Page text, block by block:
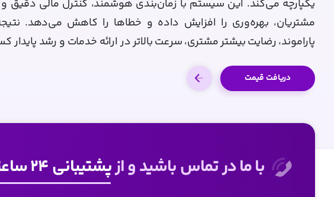
یکپارچه می‌کند. این سیستم با زمان‌بندی هوشمند، کنترل مالی دقیق و
مشتریان، بهره‌وری را افزایش داده و خطاها را کاهش می‌دهد.
پاراموند، رضایت بیشتر مشتری، سرعت بالاتر در ارائه خدمات و رشد
دریافت قیمت
با ما در تماس باشید و ازپشتیبانی 24 ساعته